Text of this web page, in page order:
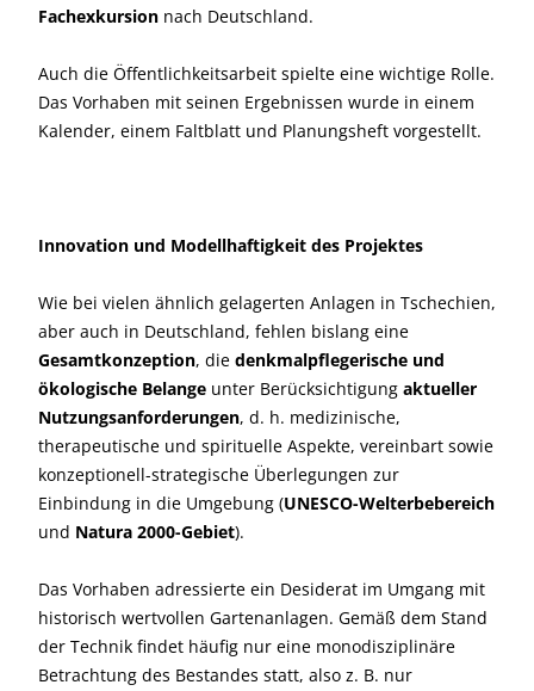
Fachexkursion nach Deutschland.
Auch die Öffentlichkeitsarbeit spielte eine wichtige Rolle.
Das Vorhaben mit seinen Ergebnissen wurde in einem
Kalender, einem Faltblatt und Planungsheft vorgestellt.
Innovation und Modellhaftigkeit des Projektes
Wie bei vielen ähnlich gelagerten Anlagen in Tschechien,
aber auch in Deutschland, fehlen bislang eine
Gesamtkonzeption, die denkmalpflegerische und
ökologische Belange unter Berücksichtigung aktueller
Nutzungsanforderungen, d. h. medizinische,
therapeutische und spirituelle Aspekte, vereinbart sowie
konzeptionell-strategische Überlegungen zur
Einbindung in die Umgebung (UNESCO-Welterbe­bereich
und Natura 2000-Gebiet).
Das Vorhaben adressierte ein Desiderat im Umgang mit
historisch wertvollen Gartenanlagen. Gemäß dem Stand
der Technik findet häufig nur eine monodisziplinäre
Betrachtung des Bestandes statt, also z. B. nur